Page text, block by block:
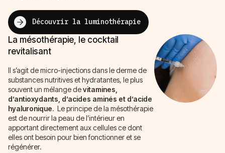
Découvrir la luminothérapie
La mésothérapie, le cocktail
revitalisant
Il s’agit de micro-injections dans le derme de
substances nutritives et hydratantes, le plus
souvent un mélange devitamines,
d’antioxydants, d’acides aminés et d’acide
hyaluronique. Le principe de la mésothérapie
est de nourrir la peau de l’intérieur en
apportant directement aux cellules ce dont
elles ont besoin pour bien fonctionner et se
régénérer.